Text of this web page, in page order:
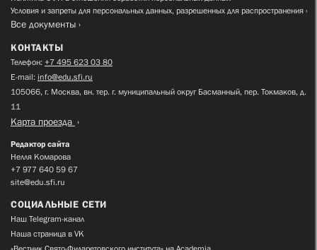
Условия и запреты для персональных данных, разрешенных для распространения
Все документы
КОНТАКТЫ
Телефон: +7 495 623 03 80
E-mail: info@edu.sfi.ru
105066, г. Москва, вн. тер. г. муниципальный округ Басманный, пер. Токмаков, д.
11
Карта проезда
Редактор сайта
Нелля Комарова
+7 977 640 59 67
site@edu.sfi.ru
СОЦИАЛЬНЫЕ СЕТИ
Наш Telegram-канал
Наша страница в VK